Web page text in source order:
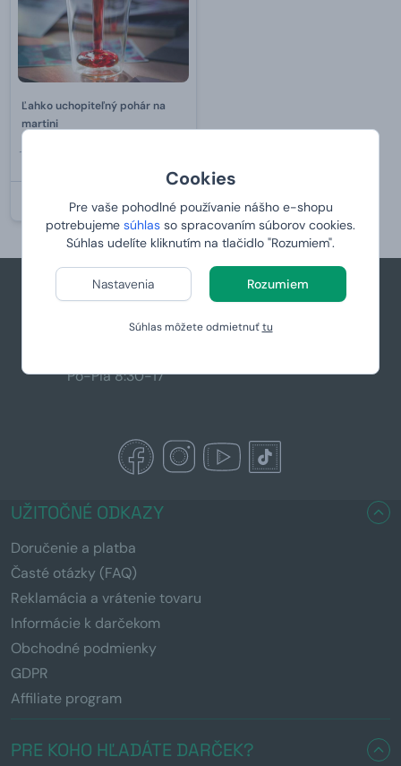
Cookies
Pre vaše pohodlné používanie nášho e-shopu
potrebujeme súhlas so spracovaním súborov cookies.
Súhlas udelíte kliknutím na tlačidlo "Rozumiem".
Nastavenia Rozumiem
Súhlas môžete odmietnuťtu
Ľahko uchopiteľný pohár na
martini
VYPREDANÉ
+421 944 766 858
Po-Pia 8:30-17
UŽITOČNÉ ODKAZY
Doručenie a platba
Časté otázky (FAQ)
Reklamácia a vrátenie tovaru
Informácie k darčekom
Obchodné podmienky
GDPR
Affiliate program
PRE KOHO HĽADÁTE DARČEK?